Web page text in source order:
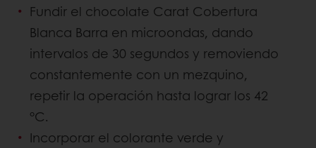
Fundir el chocolate Carat Cobertura
Blanca Barra en microondas, dando
intervalos de 30 segundos y removiendo
constantemente con un mezquino,
repetir la operación hasta lograr los 42
°C.
Incorporar el colorante verde y